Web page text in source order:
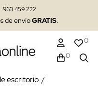
963 459 222
de envíoGRATIS.
0
0
escritorio